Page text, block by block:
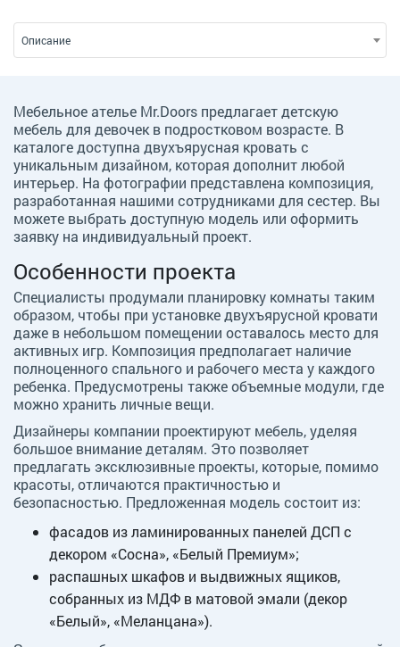
Описание
Мебельное ателье Mr.Doors предлагает детскую
мебель для девочек в подростковом возрасте. В
каталоге доступна двухъярусная кровать с
уникальным дизайном, которая дополнит любой
интерьер. На фотографии представлена композиция,
разработанная нашими сотрудниками для сестер. Вы
можете выбрать доступную модель или оформить
заявку на индивидуальный проект.
Особенности проекта
Специалисты продумали планировку комнаты таким
образом, чтобы при установке двухъярусной кровати
даже в небольшом помещении оставалось место для
активных игр. Композиция предполагает наличие
полноценного спального и рабочего места у каждого
ребенка. Предусмотрены также объемные модули, где
можно хранить личные вещи.
Дизайнеры компании проектируют мебель, уделяя
большое внимание деталям. Это позволяет
предлагать эксклюзивные проекты, которые, помимо
красоты, отличаются практичностью и
безопасностью. Предложенная модель состоит из:
фасадов из ламинированных панелей ДСП с
декором «Сосна», «Белый Премиум»;
распашных шкафов и выдвижных ящиков,
собранных из МДФ в матовой эмали (декор
«Белый», «Меланцана»).